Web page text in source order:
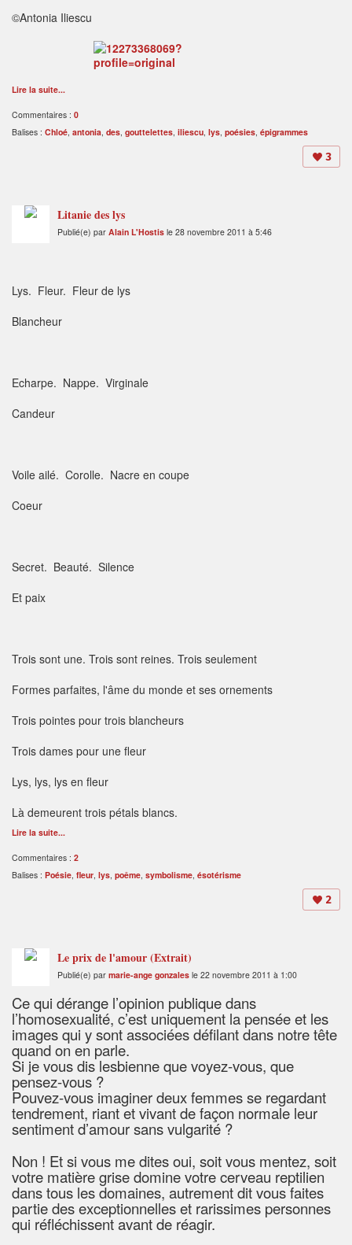
©Antonia Iliescu
Lire la suite...
Commentaires : 0
Balises : Chloé, antonia, des, gouttelettes, iliescu, lys, poésies, épigrammes
3
Litanie des lys
Publié(e) par Alain L'Hostis le 28 novembre 2011 à 5:46
Lys. Fleur. Fleur de lys
Blancheur
Echarpe. Nappe. Virginale
Candeur
Voile ailé. Corolle. Nacre en coupe
Coeur
Secret. Beauté. Silence
Et paix
Trois sont une. Trois sont reines. Trois seulement
Formes parfaites, l'âme du monde et ses ornements
Trois pointes pour trois blancheurs
Trois dames pour une fleur
Lys, lys, lys en fleur
Là demeurent trois pétals blancs.
Lire la suite...
Commentaires : 2
Balises : Poésie, fleur, lys, poême, symbolisme, ésotérisme
2
Le prix de l'amour (Extrait)
Publié(e) par marie-ange gonzales le 22 novembre 2011 à 1:00
Ce qui dérange l’opinion publique dans
l’homosexualité, c’est uniquement la pensée et les
images qui y sont associées défilant dans notre tête
quand on en parle.
Si je vous dis lesbienne que voyez-vous, que
pensez-vous ?
Pouvez-vous imaginer deux femmes se regardant
tendrement, riant et vivant de façon normale leur
sentiment d’amour sans vulgarité ?
Non ! Et si vous me dites oui, soit vous mentez, soit
votre matière grise domine votre cerveau reptilien
dans tous les domaines, autrement dit vous faites
partie des exceptionnelles et rarissimes personnes
qui réfléchissent avant de réagir.